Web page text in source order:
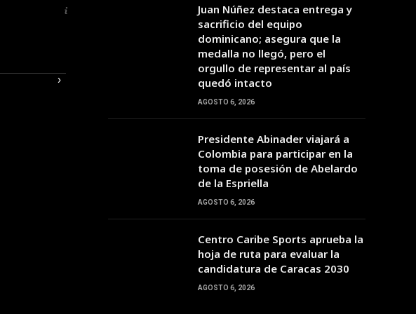
›
Juan Núñez destaca entrega y
sacrificio del equipo
dominicano; asegura que la
medalla no llegó, pero el
orgullo de representar al país
quedó intacto
AGOSTO 6, 2026
Presidente Abinader viajará a
Colombia para participar en la
toma de posesión de Abelardo
de la Espriella
AGOSTO 6, 2026
Centro Caribe Sports aprueba la
hoja de ruta para evaluar la
candidatura de Caracas 2030
AGOSTO 6, 2026